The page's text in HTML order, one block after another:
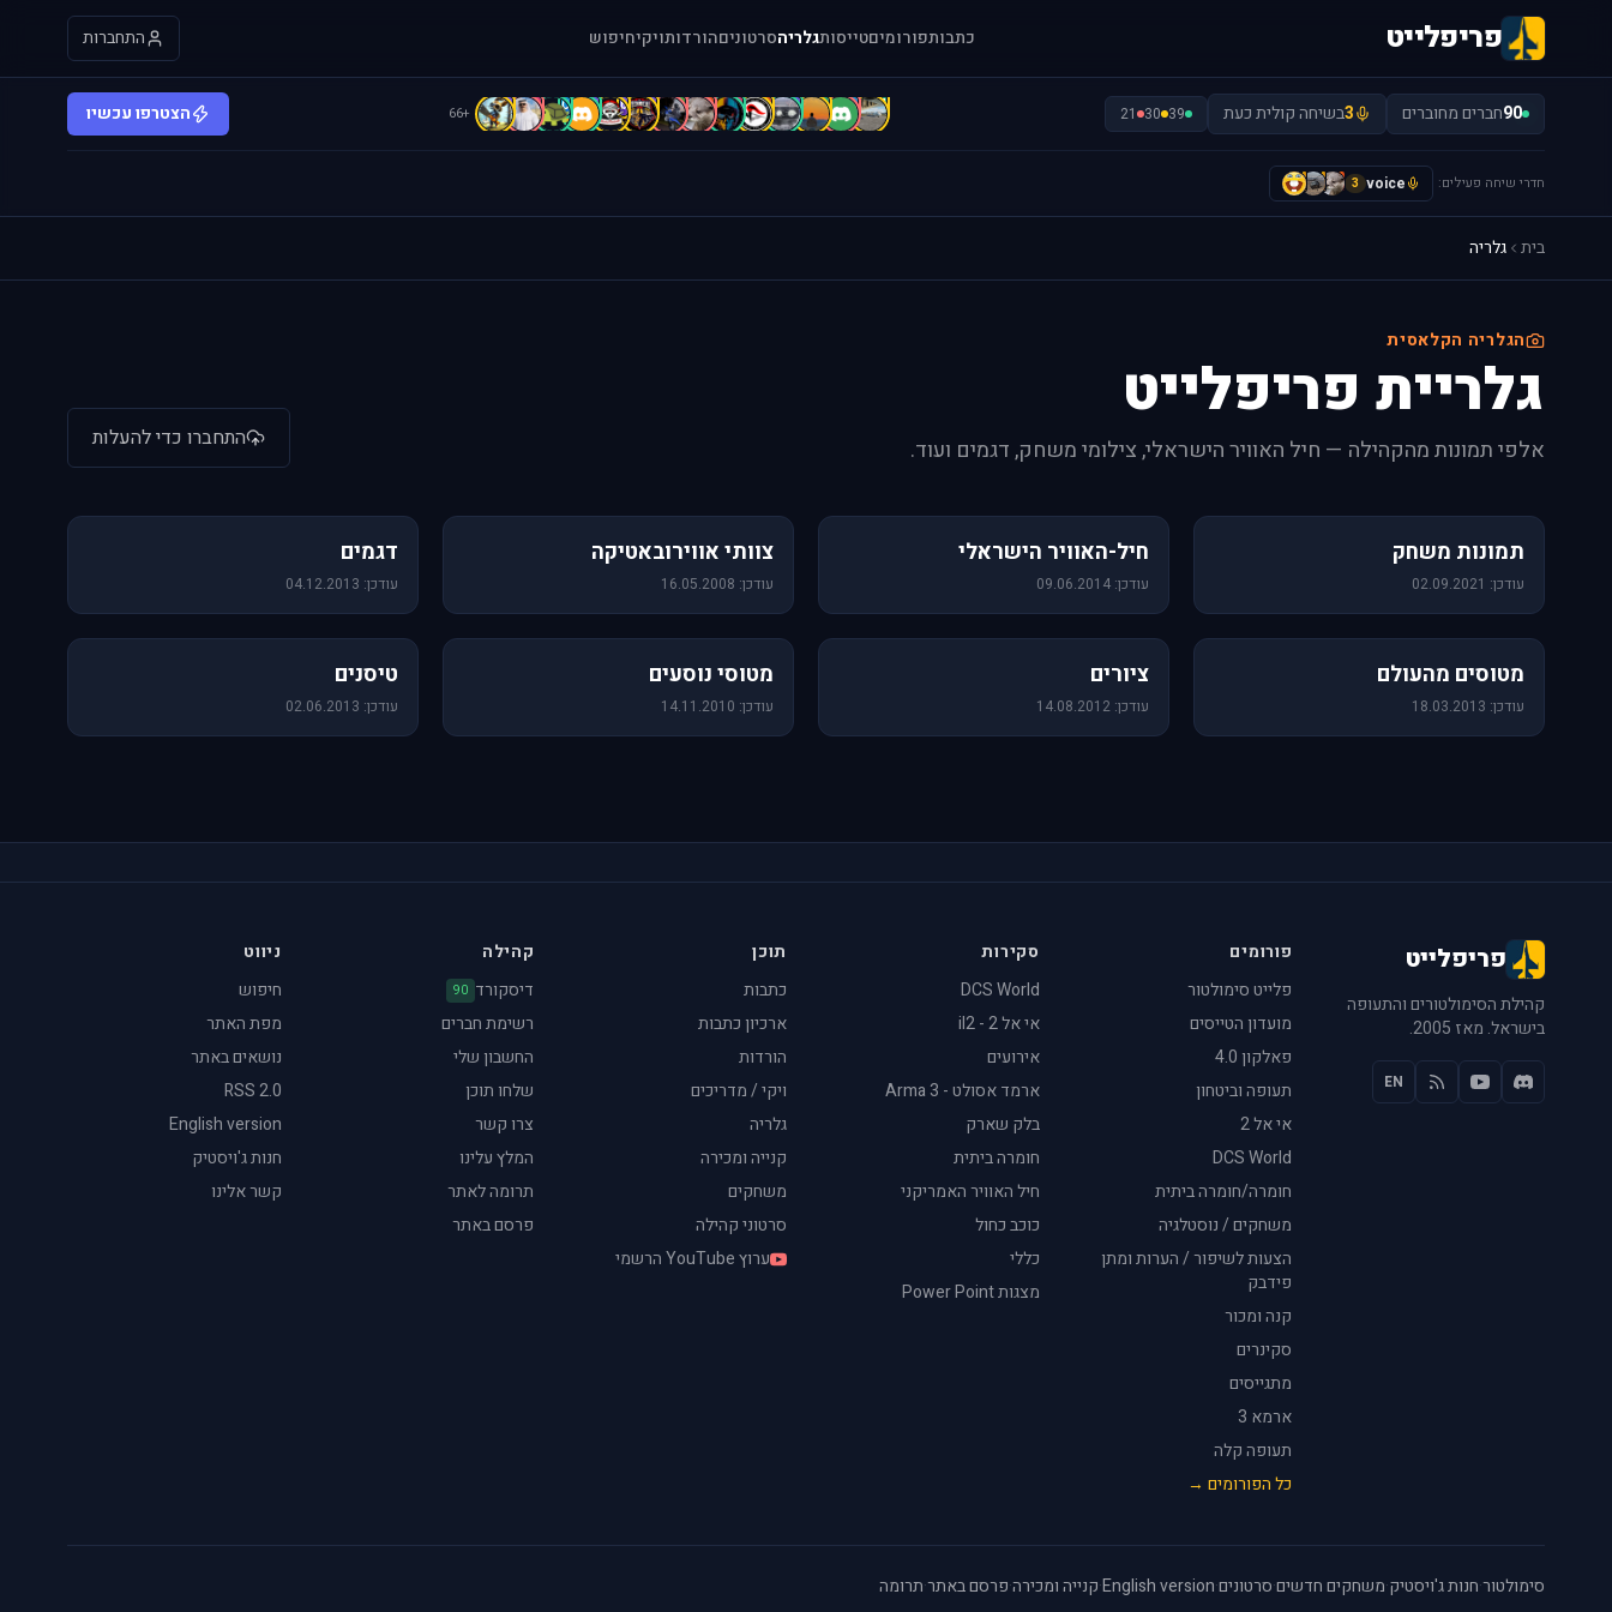
פריפלייט כתבותפורומיםטייסותגלריהסרטוניםהורדותויקיחיפוש התחברות
90חברים מחוברים 3בשיחה קולית כעת 39
30
21
[
a
A
a
A
A
A
A
b
b
B
C
c
C
+66 הצטרפו עכשיו
חדרי שיחה פעילים: voice
3
A
I
I
בית גלריה
הגלריה הקלאסית
גלריית פריפלייט
אלפי תמונות מהקהילה — חיל האוויר הישראלי, צילומי משחק, דגמים ועוד. התחברו כדי להעלות
תמונות משחק
עודכן: 02.09.2021
חיל-האוויר הישראלי
עודכן: 09.06.2014
צוותי אווירובאטיקה
עודכן: 16.05.2008
דגמים
עודכן: 04.12.2013
מטוסים מהעולם
עודכן: 18.03.2013
ציורים
עודכן: 14.08.2012
מטוסי נוסעים
עודכן: 14.11.2010
טיסנים
עודכן: 02.06.2013
פריפלייט
קהילת הסימולטורים והתעופה
בישראל. מאז 2005.
EN
פורומים
פלייט סימולטור
מועדון הטייסים
פאלקון 4.0
תעופה וביטחון
אי אל 2
DCS World
חומרה/חומרה ביתית
משחקים / נוסטלגיה
הצעות לשיפור / הערות ומתן
פידבק
קנה ומכור
סקינרים
מתגייסים
ארמא 3
תעופה קלה
כל הפורומים →
סקירות
DCS World
אי אל 2 - il2
אירועים
ארמד אסולט - Arma 3
בלק שארק
חומרה ביתית
חיל האוויר האמריקני
כוכב כחול
כללי
מצגות Power Point
תוכן
כתבות
ארכיון כתבות
הורדות
ויקי / מדריכים
גלריה
קנייה ומכירה
משחקים
סרטוני קהילה
ערוץ YouTube הרשמי
קהילה
דיסקורד 90
רשימת חברים
החשבון שלי
שלחו תוכן
צרו קשר
המלץ עלינו
תרומה לאתר
פרסם באתר
ניווט
חיפוש
מפת האתר
נושאים באתר
RSS 2.0
English version
חנות ג'ויסטיק
קשר אלינו
סימולטור·חנות ג'ויסטיק·משחקים חדשים·סרטונים·
English version
·קנייה ומכירה·פרסם באתר·תרומה